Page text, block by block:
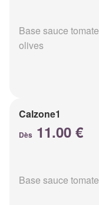
Base sauce
olives
Calzone1
Dès 11.00 €
Base sauce